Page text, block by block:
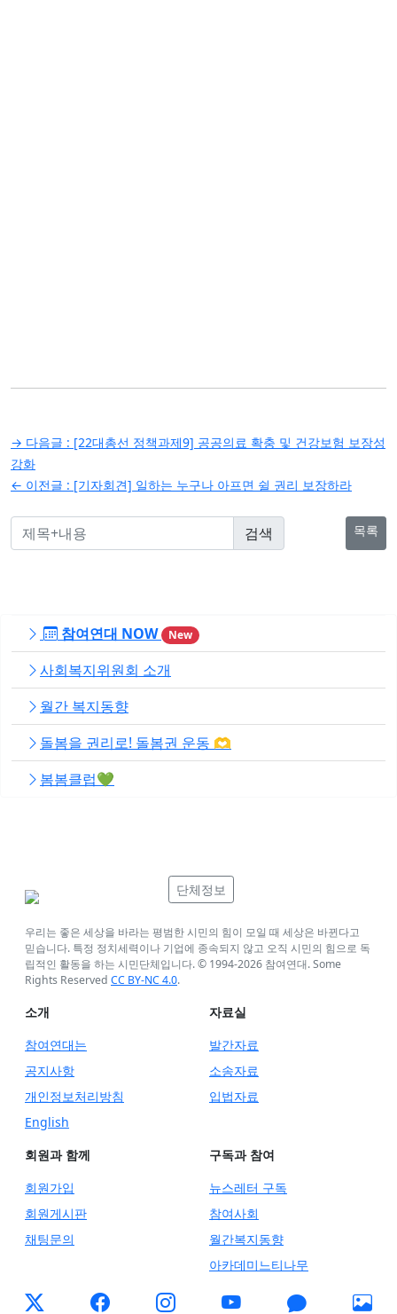
글
탐
색
→ 다음글 : [22대총선 정책과제9] 공공의료 확충 및 건강보험 보장성
강화
← 이전글 : [기자회견] 일하는 누구나 아프면 쉴 권리 보장하라
목록
참여연대 NOW New
사회복지위원회 소개
월간 복지동향
돌봄을 권리로! 돌봄권 운동 🫶
봄봄클럽💚
단체정보
우리는 좋은 세상을 바라는 평범한 시민의 힘이 모일 때 세상은 바뀐다고
믿습니다. 특정 정치세력이나 기업에 종속되지 않고 오직 시민의 힘으로 독
립적인 활동을 하는 시민단체입니다. © 1994-2026 참여연대. Some
Rights Reserved CC BY-NC 4.0.
소개
참여연대는
공지사항
개인정보처리방침
English
자료실
발간자료
소송자료
입법자료
회원과 함께
회원가입
회원게시판
채팅문의
구독과 참여
뉴스레터 구독
참여사회
월간복지동향
아카데미느티나무